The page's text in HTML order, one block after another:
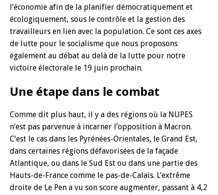
l’économie afin de la planifier démocratiquement et
écologiquement, sous le contrôle et la gestion des
travailleurs en lien avec la population. Ce sont ces axes
de lutte pour le socialisme que nous proposons
également au débat au delà de la lutte pour notre
victoire électorale le 19 juin prochain.
Une étape dans le combat
Comme dit plus haut, il y a des régions où la NUPES
n’est pas parvenue à incarner l’opposition à Macron.
C’est le cas dans les Pyrénées-Orientales, le Grand Est,
dans certaines régions défavorisées de la façade
Atlantique, ou dans le Sud Est ou dans une partie des
Hauts-de-France comme le pas-de-Calais. L’extrême
droite de Le Pen a vu son score augmenter, passant à 4,2